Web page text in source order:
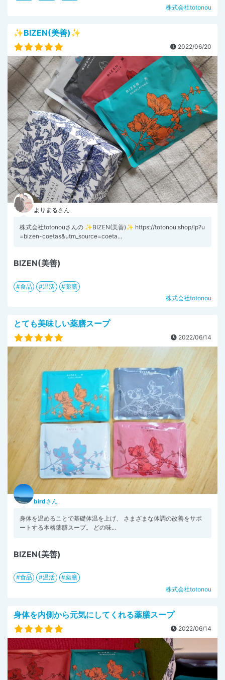
株式会社totonou
✨BIZEN(美善)✨
2022/06/20
よりまるさん
株式会社totonouさんの ✨BIZEN(美善)✨ https://totonou.shop/lp?u
=bizen-coetas&utm_source=coeta...
BIZEN(美善)
食品 温活
薬膳
株式会社totonou
とても美味しい薬膳スープ
2022/06/14
birdさん
身体を温めることで基礎体温を上げ、 さまざまな体調の改善をサポ
ートする本格薬膳スープ。 どの味...
BIZEN(美善)
食品 温活
薬膳
株式会社totonou
身体を内側から元気にしてくれる薬膳スープ
2022/06/14